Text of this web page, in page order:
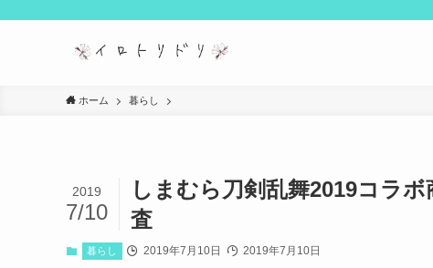
ホーム 暮らし
しまむら刀剣乱舞2019コラ
査
2019
7/10
暮らし 2019年7月10日 2019年7月10日